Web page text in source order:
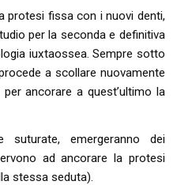
protesi fissa con i nuovi denti,
per la seconda e definitiva
iuxtaossea. Sempre sotto
a scollare nuovamente
per ancorare a quest’ultimo la
suturate, emergeranno dei
ad ancorare la protesi
stessa seduta).